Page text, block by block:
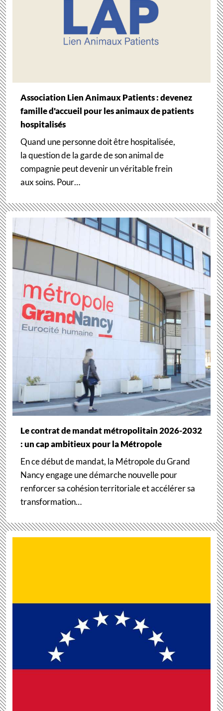
Association Lien Animaux Patients : devenez
famille d'accueil pour les animaux de patients
hospitalisés
Quand une personne doit être hospitalisée,
la question de la garde de son animal de
compagnie peut devenir un véritable frein
aux soins. Pour…
Le contrat de mandat métropolitain 2026-2032
: un cap ambitieux pour la Métropole
En ce début de mandat, la Métropole du Grand
Nancy engage une démarche nouvelle pour
renforcer sa cohésion territoriale et accélérer sa
transformation…